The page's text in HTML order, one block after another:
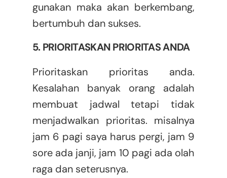
gunakan maka akan berkembang,
bertumbuh dan sukses.
5. PRIORITASKAN PRIORITAS ANDA
Prioritaskan prioritas anda.
Kesalahan banyak orang adalah
membuat jadwal tetapi tidak
menjadwalkan prioritas. misalnya
jam 6 pagi saya harus pergi, jam 9
sore ada janji, jam 10 pagi ada olah
raga dan seterusnya.